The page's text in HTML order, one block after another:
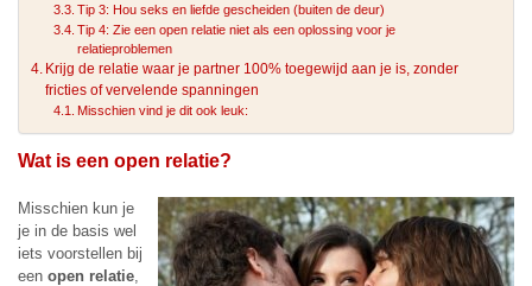
Tip 3: Hou seks en liefde gescheiden (buiten de deur)
Tip 4: Zie een open relatie niet als een oplossing voor je
relatieproblemen
Krijg de relatie waar je partner 100% toegewijd aan je is, zonder
fricties of vervelende spanningen
Misschien vind je dit ook leuk:
Wat is een open relatie?
Misschien kun je
je in de basis wel
iets voorstellen bij
een open relatie,